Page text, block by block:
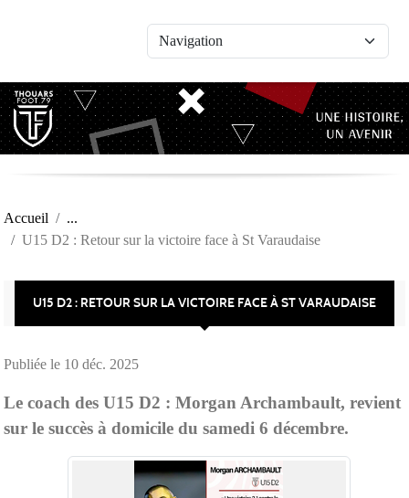
Accueil
U15 D2 : Retour sur la victoire face à St Varaudaise
U15 D2 : RETOUR SUR LA VICTOIRE FACE À ST VARAUDAISE
Publiée le 10 déc. 2025
Le coach des U15 D2 : Morgan Archambault, revient
sur le succès à domicile du samedi 6 décembre.